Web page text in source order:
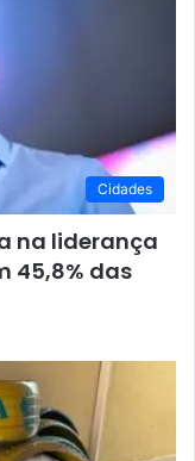
Cidades
na liderança
45,8% das